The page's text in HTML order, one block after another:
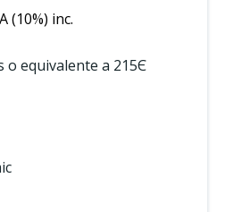
(10%) inc.
o equivalente a 215Є